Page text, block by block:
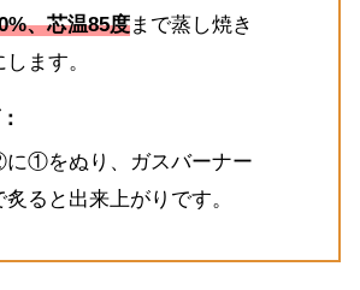
、芯温85度まで蒸し焼き
します。
①をぬり、ガスバーナー
炙ると出来上がりです。